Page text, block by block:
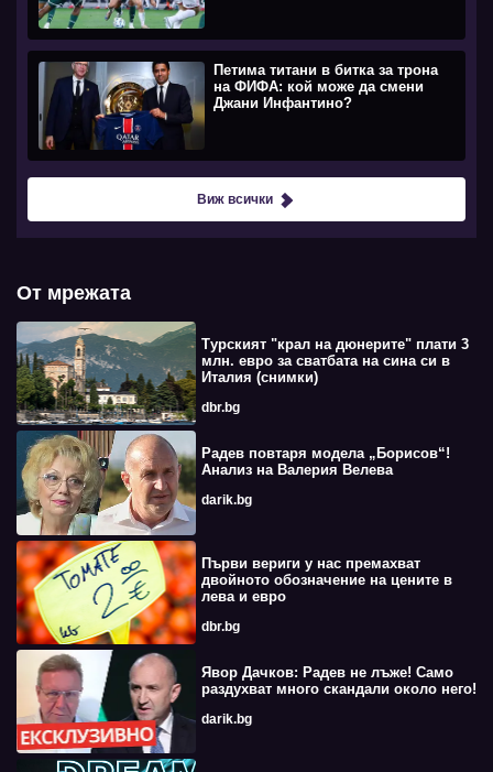
Петима титани в битка за трона
на ФИФА: кой може да смени
Джани Инфантино?
Виж всички
От мрежата
Турският "крал на дюнерите" плати 3
млн. евро за сватбата на сина си в
Италия (снимки)
dbr.bg
Радев повтаря модела „Борисов“!
Анализ на Валерия Велева
darik.bg
Първи вериги у нас премахват
двойното обозначение на цените в
лева и евро
dbr.bg
Явор Дачков: Радев не лъже! Само
раздухват много скандали около него!
darik.bg